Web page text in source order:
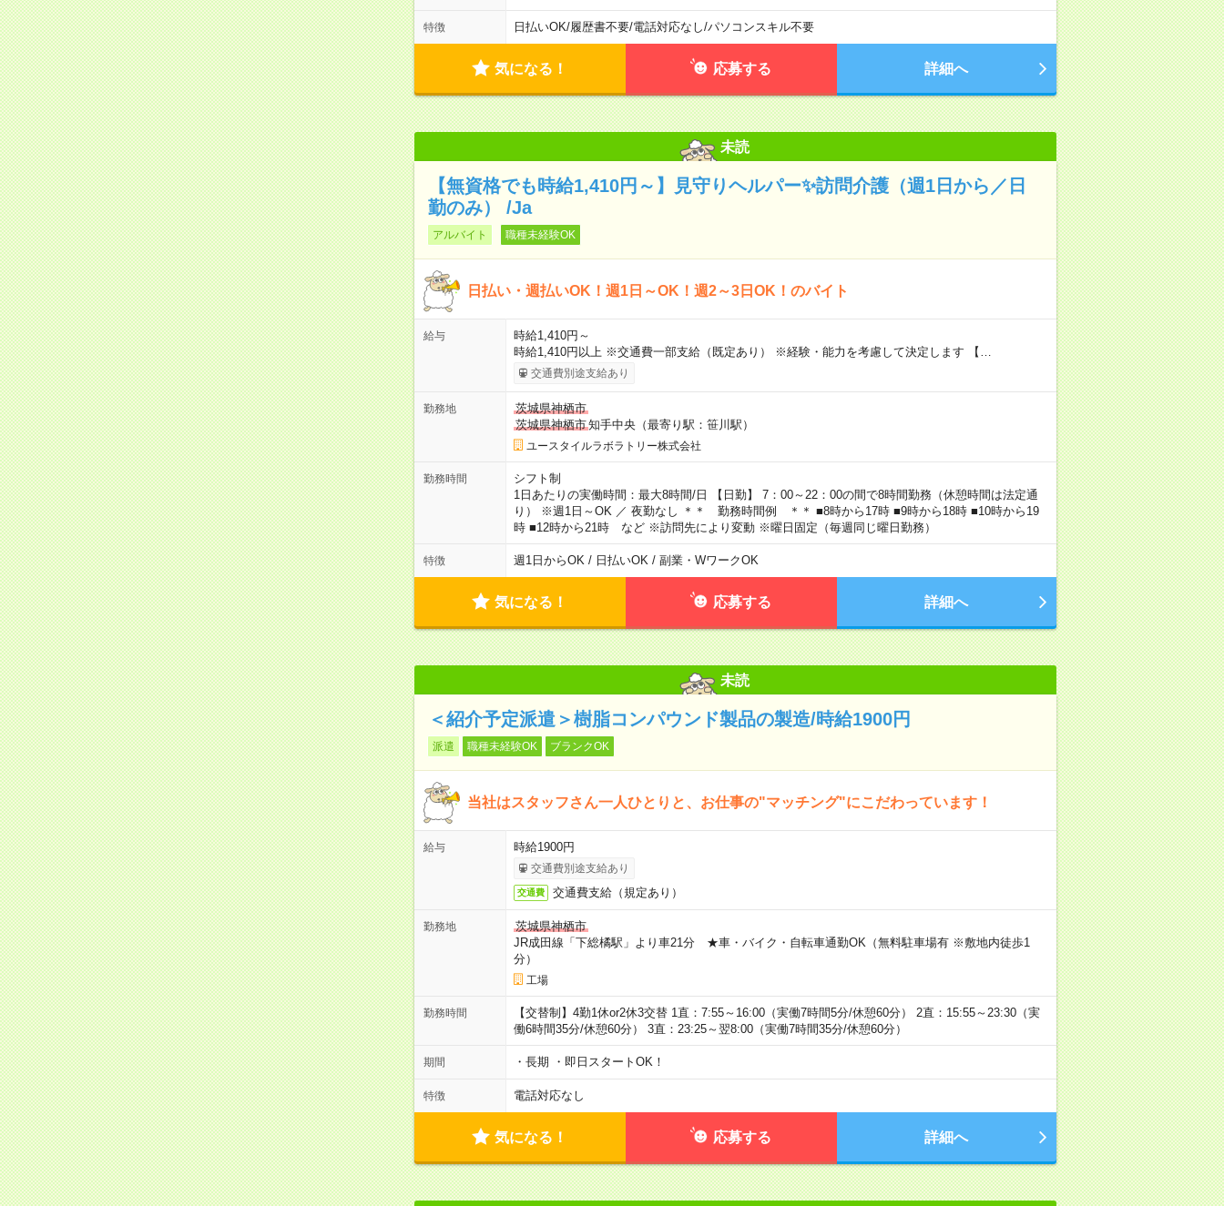
特徴 日払いOK/履歴書不要/電話対応なし/パソコンスキル不要
気になる！ 応募する 詳細へ
未読
【無資格でも時給1,410円～】見守りヘルパー✨訪問介護（週1日から／日
勤のみ） /Ja
アルバイト 職種未経験OK
日払い・週払いOK！週1日～OK！週2～3日OK！のバイト
給与
時給1,410円～
時給1,410円以上 ※交通費一部支給（既定あり） ※経験・能力を考慮して決定します 【…
交通費別途支給あり
勤務地
茨城県神栖市
茨城県神栖市知手中央（最寄り駅：笹川駅）
ユースタイルラボラトリー株式会社
勤務時間
シフト制
1日あたりの実働時間：最大8時間/日 【日勤】 7：00～22：00の間で8時間勤務（休憩時間は法定通
り） ※週1日～OK ／ 夜勤なし ＊＊ 勤務時間例 ＊＊ ■8時から17時 ■9時から18時 ■10時から19
時 ■12時から21時 など ※訪問先により変動 ※曜日固定（毎週同じ曜日勤務）
特徴 週1日からOK / 日払いOK / 副業・WワークOK
気になる！ 応募する 詳細へ
未読
＜紹介予定派遣＞樹脂コンパウンド製品の製造/時給1900円
派遣 職種未経験OK ブランクOK
当社はスタッフさん一人ひとりと、お仕事の"マッチング"にこだわっています！
給与 時給1900円
交通費別途支給あり
交通費 交通費支給（規定あり）
勤務地
茨城県神栖市
JR成田線「下総橘駅」より車21分 ★車・バイク・自転車通勤OK（無料駐車場有 ※敷地内徒歩1
分）
工場
勤務時間
【交替制】4勤1休or2休3交替 1直：7:55～16:00（実働7時間5分/休憩60分） 2直：15:55～23:30（実
働6時間35分/休憩60分） 3直：23:25～翌8:00（実働7時間35分/休憩60分）
期間 ・長期 ・即日スタートOK！
特徴 電話対応なし
気になる！ 応募する 詳細へ